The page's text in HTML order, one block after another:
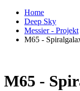
Home
Deep Sky
Messier - Projekt
M65 -
M65 -